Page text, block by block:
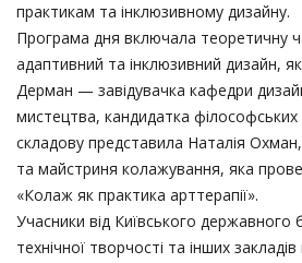
практикам та інклюзивному дизайну.
Програма дня включала теоретичну
адаптивний та інклюзивний дизайн,
Дерман — завідувачка кафедри
мистецтва, кандидатка
складову представила Наталія
та майстриня колажування, яка
«Колаж як практика арттерапії».
Учасники від Київського державного
технічної творчості та інших